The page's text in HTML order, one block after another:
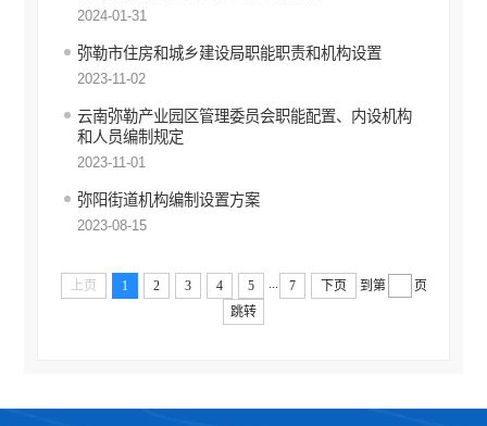
义务教育
公共文化服务
涉农补贴
2024-01-31
弥勒市住房和城乡建设局职能职责和机构设置
2023-11-02
云南弥勒产业园区管理委员会职能配置、内设机构
和人员编制规定
2023-11-01
弥阳街道机构编制设置方案
2023-08-15
上页 1 2 3 4 5 ... 7 下页 到第
页
跳转